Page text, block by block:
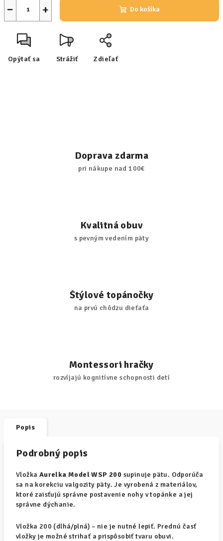
+
− Do košíka
Opýtať sa Strážiť Zdieľať
Doprava zdarma
pri nákupe nad 100€
Kvalitná obuv
s pevným vedením päty
Štýlové topánočky
na prvú chôdzu dieťaťa
Montessori hračky
rozvíjajú kognitívne schopnosti detí
Popis
Podrobný popis
Vložka Aurelka Model WSP 200 supinuje pätu. Odporúča
sa na korekciu valgozity päty. Je vyrobená z materiálov,
ktoré zaisťujú správne postavenie nohy v topánke a jej
správne dýchanie.
Vložka 200 (dlhá/plná) – nie je nutné lepiť. Prednú časť
vložky je možné strihať a prispôsobiť tvaru obuvi.